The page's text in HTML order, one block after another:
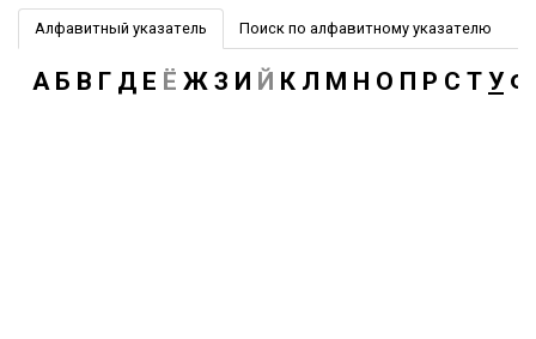
Алфавитный указатель Поиск по алфавитному указателю
А Б В Г Д Е Ё Ж З И Й К Л М Н О П Р С Т У Ф